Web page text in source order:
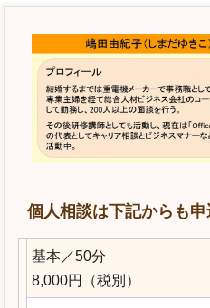
個人相談は下記からも
基本／50分
8,000円（税別）